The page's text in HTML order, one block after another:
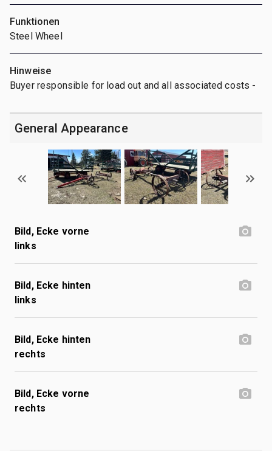
Funktionen
Steel Wheel
Hinweise
Buyer responsible for load out and all associated costs -
General Appearance
Bild, Ecke vorne
links
Bild, Ecke hinten
links
Bild, Ecke hinten
rechts
Bild, Ecke vorne
rechts